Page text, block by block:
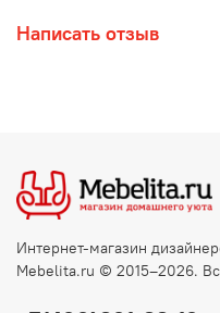
Написать отзыв
Интернет-магазин
Mebelita.ru © 2015–2026.